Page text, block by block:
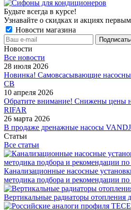
Будьте всегда в курсе!
Узнавайте о скидках и акциях первым
Новости магазина
Новости
Все новости
28 июля 2026
Новинка! Самовсасывающие
СВ
10 апреля 2026
Обратите внимание! Снижены цены
RIFAR
26 марта 2026
В продаже дренажные насосы
Статьи
Все статьи
Канализационные насосные
методика подбора и рекомендации
Вертикальные радиаторы отопления